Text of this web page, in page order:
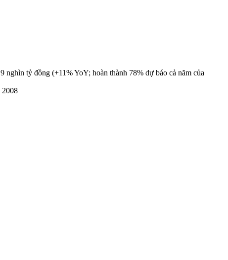
tỷ đồng (+11% YoY; hoàn thành 78% dự báo cả năm của
2008